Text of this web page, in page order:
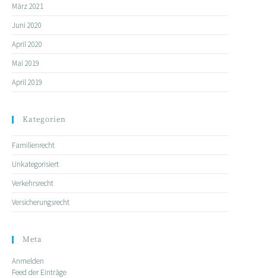
März 2021
Juni 2020
April 2020
Mai 2019
April 2019
Kategorien
Familienrecht
Unkategorisiert
Verkehrsrecht
Versicherungsrecht
Meta
Anmelden
Feed der Einträge